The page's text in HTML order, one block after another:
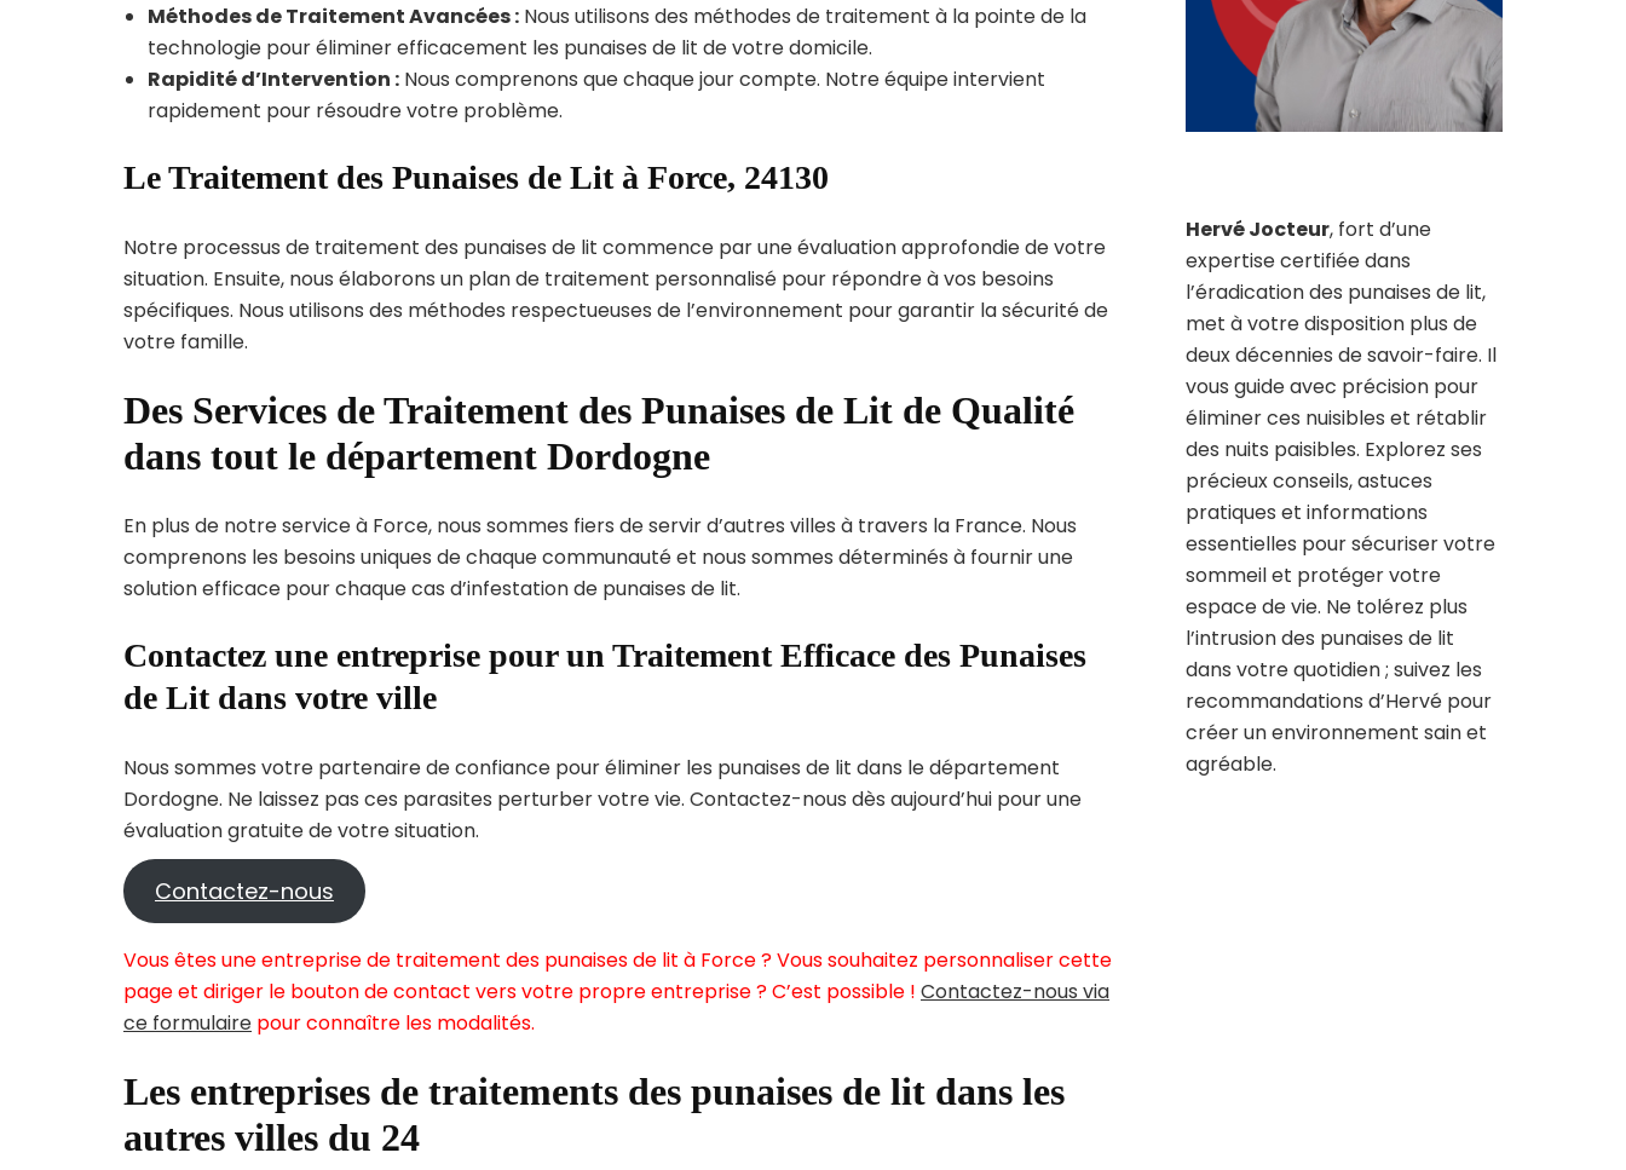
Méthodes de Traitement Avancées : Nous utilisons des méthodes de traitement à la pointe de la
technologie pour éliminer efficacement les punaises de lit de votre domicile.
Rapidité d’Intervention : Nous comprenons que chaque jour compte. Notre équipe intervient
rapidement pour résoudre votre problème.
Le Traitement des Punaises de Lit à Force, 24130
Notre processus de traitement des punaises de lit commence par une évaluation approfondie de votre
situation. Ensuite, nous élaborons un plan de traitement personnalisé pour répondre à vos besoins
spécifiques. Nous utilisons des méthodes respectueuses de l’environnement pour garantir la sécurité de
votre famille.
Des Services de Traitement des Punaises de Lit de Qualité
dans tout le département Dordogne
En plus de notre service à Force, nous sommes fiers de servir d’autres villes à travers la France. Nous
comprenons les besoins uniques de chaque communauté et nous sommes déterminés à fournir une
solution efficace pour chaque cas d’infestation de punaises de lit.
Contactez une entreprise pour un Traitement Efficace des Punaises
de Lit dans votre ville
Nous sommes votre partenaire de confiance pour éliminer les punaises de lit dans le département
Dordogne. Ne laissez pas ces parasites perturber votre vie. Contactez-nous dès aujourd’hui pour une
évaluation gratuite de votre situation.
Contactez-nous
Vous êtes une entreprise de traitement des punaises de lit à Force ? Vous souhaitez personnaliser cette
page et diriger le bouton de contact vers votre propre entreprise ? C’est possible ! Contactez-nous via
ce formulaire pour connaître les modalités.
Les entreprises de traitements des punaises de lit dans les
autres villes du 24
Hervé Jocteur, fort d’une
expertise certifiée dans
l’éradication des punaises de lit,
met à votre disposition plus de
deux décennies de savoir-faire. Il
vous guide avec précision pour
éliminer ces nuisibles et rétablir
des nuits paisibles. Explorez ses
précieux conseils, astuces
pratiques et informations
essentielles pour sécuriser votre
sommeil et protéger votre
espace de vie. Ne tolérez plus
l’intrusion des punaises de lit
dans votre quotidien ; suivez les
recommandations d’Hervé pour
créer un environnement sain et
agréable.